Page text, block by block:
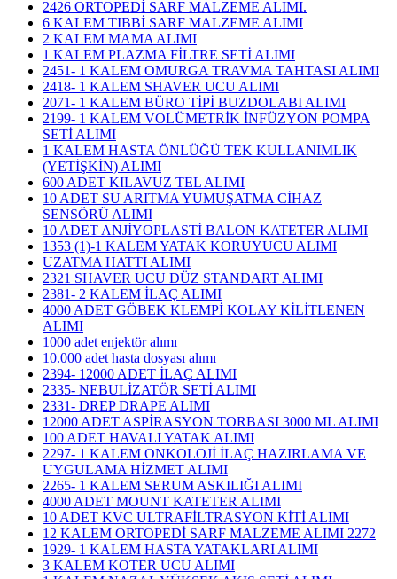
2426 ORTOPEDİ SARF MALZEME ALIMI.
6 KALEM TIBBİ SARF MALZEME ALIMI
2 KALEM MAMA ALIMI
1 KALEM PLAZMA FİLTRE SETİ ALIMI
2451- 1 KALEM OMURGA TRAVMA TAHTASI ALIMI
2418- 1 KALEM SHAVER UCU ALIMI
2071- 1 KALEM BÜRO TİPİ BUZDOLABI ALIMI
2199- 1 KALEM VOLÜMETRİK İNFÜZYON POMPA
SETİ ALIMI
1 KALEM HASTA ÖNLÜĞÜ TEK KULLANIMLIK
(YETİŞKİN) ALIMI
600 ADET KILAVUZ TEL ALIMI
10 ADET SU ARITMA YUMUŞATMA CİHAZ
SENSÖRÜ ALIMI
10 ADET ANJİYOPLASTİ BALON KATETER ALIMI
1353 (1)-1 KALEM YATAK KORUYUCU ALIMI
UZATMA HATTI ALIMI
2321 SHAVER UCU DÜZ STANDART ALIMI
2381- 2 KALEM İLAÇ ALIMI
4000 ADET GÖBEK KLEMPİ KOLAY KİLİTLENEN
ALIMI
1000 adet enjektör alımı
10.000 adet hasta dosyası alımı
2394- 12000 ADET İLAÇ ALIMI
2335- NEBULİZATÖR SETİ ALIMI
2331- DREP DRAPE ALIMI
12000 ADET ASPİRASYON TORBASI 3000 ML ALIMI
100 ADET HAVALI YATAK ALIMI
2297- 1 KALEM ONKOLOJİ İLAÇ HAZIRLAMA VE
UYGULAMA HİZMET ALIMI
2265- 1 KALEM SERUM ASKILIĞI ALIMI
4000 ADET MOUNT KATETER ALIMI
10 ADET KVC ULTRAFİLTRASYON KİTİ ALIMI
12 KALEM ORTOPEDİ SARF MALZEME ALIMI 2272
1929- 1 KALEM HASTA YATAKLARI ALIMI
3 KALEM KOTER UCU ALIMI